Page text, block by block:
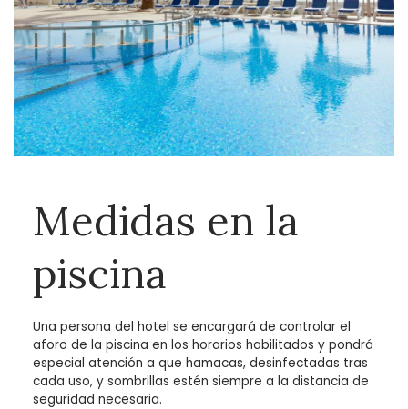
Medidas en la
piscina
Una persona del hotel se encargará de controlar el
aforo de la piscina en los horarios habilitados y pondrá
especial atención a que hamacas, desinfectadas tras
cada uso, y sombrillas estén siempre a la distancia de
seguridad necesaria.